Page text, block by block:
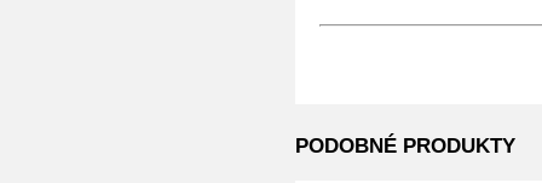
PODOBNÉ PRODUKTY